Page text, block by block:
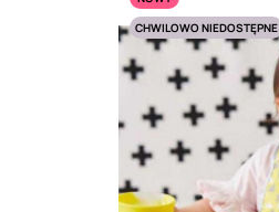
CHWILOWO NIEDOSTĘPNE